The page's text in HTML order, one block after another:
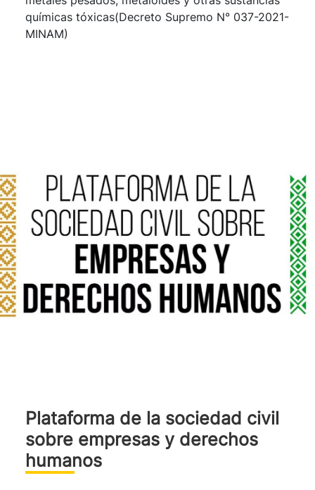
químicas tóxicas(Decreto Supremo N° 037-2021-
MINAM)
Plataforma de la sociedad civil
sobre empresas y derechos
humanos